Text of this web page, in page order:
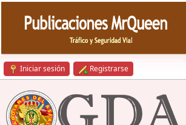
Iniciar sesión Registrarse